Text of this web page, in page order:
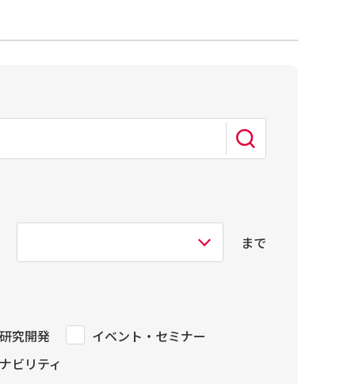
まで
研究開発
イベント・セミナー
ビリティ